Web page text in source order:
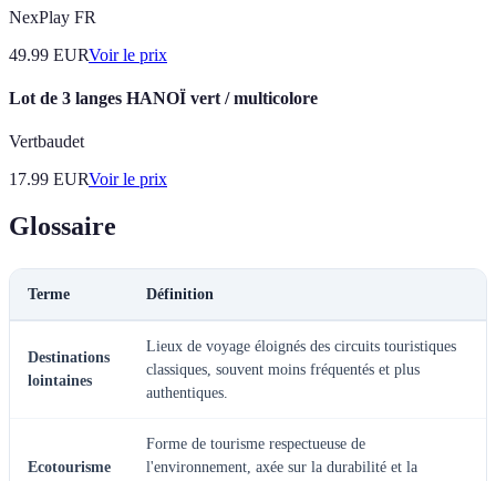
NexPlay FR
49.99 EURVoir le prix
Lot de 3 langes HANOÏ vert / multicolore
Vertbaudet
17.99 EURVoir le prix
Glossaire
Terme Définition
Destinations
lointaines
Lieux de voyage éloignés des circuits touristiques
classiques, souvent moins fréquentés et plus
authentiques.
Ecotourisme
Forme de tourisme respectueuse de
l'environnement, axée sur la durabilité et la